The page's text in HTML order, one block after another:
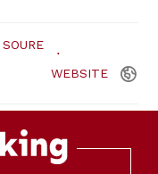
SOURE
WEBSITE